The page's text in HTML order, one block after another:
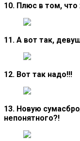
10. Плюс в том, что
11. А вот так,
12. Вот так надо!!!
13. Новую
непонятного?!